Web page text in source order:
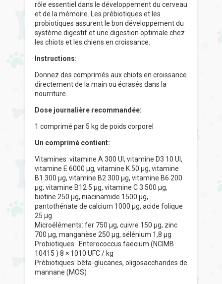
rôle essentiel dans le développement du cerveau
et de la mémoire. Les prébiotiques et les
probiotiques assurent le bon développement du
système digestif et une digestion optimale chez
les chiots et les chiens en croissance.
Instructions:
Donnez des comprimés aux chiots en croissance
directement de la main ou écrasés dans la
nourriture.
Dose journalière recommandée:
1 comprimé par 5 kg de poids corporel
Un comprimé contient:
Vitamines: vitamine A 300 UI, vitamine D3 10 UI,
vitamine E 6000 µg, vitamine K 50 µg, vitamine
B1 300 µg, vitamine B2 300 µg, vitamine B6 200
µg, vitamine B12 5 µg, vitamine C 3 500 µg,
biotine 250 µg, niacinamide 1500 µg,
pantothénate de calcium 1000 µg, acide folique
25 µg
Microéléments: fer 750 µg, cuivre 150 µg, zinc
700 µg, manganèse 250 µg, sélénium 1,8 µg
Probiotiques: Enterococcus faecium (NCIMB
10415 ) 8 × 1010 UFC / kg
Prébiotiques: bêta-glucanes, oligosaccharides de
mannane (MOS)